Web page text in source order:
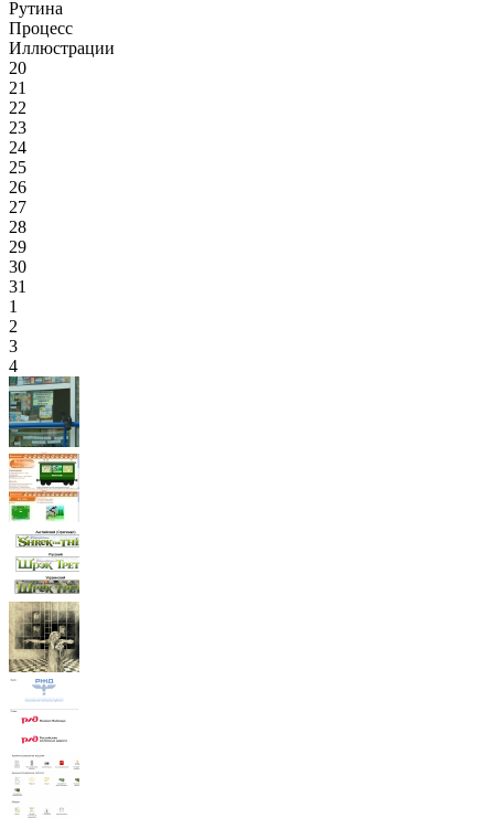
Рутина
Процесс
Иллюстрации
20
21
22
23
24
25
26
27
28
29
30
31
1
2
3
4